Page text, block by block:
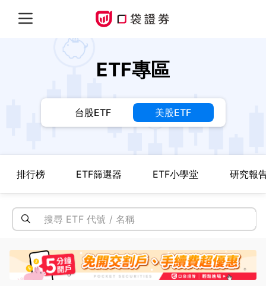
ETF專區
台股ETF 美股ETF
排行榜 ETF篩選器 ETF小學堂 研究報